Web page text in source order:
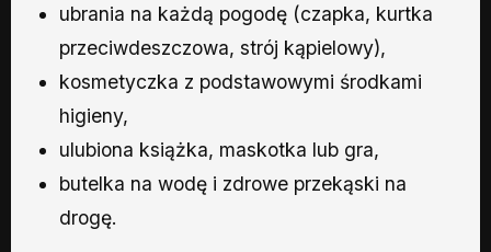
ubrania na każdą pogodę (czapka, kurtka
przeciwdeszczowa, strój kąpielowy),
kosmetyczka z podstawowymi środkami
higieny,
ulubiona książka, maskotka lub gra,
butelka na wodę i zdrowe przekąski na
drogę.